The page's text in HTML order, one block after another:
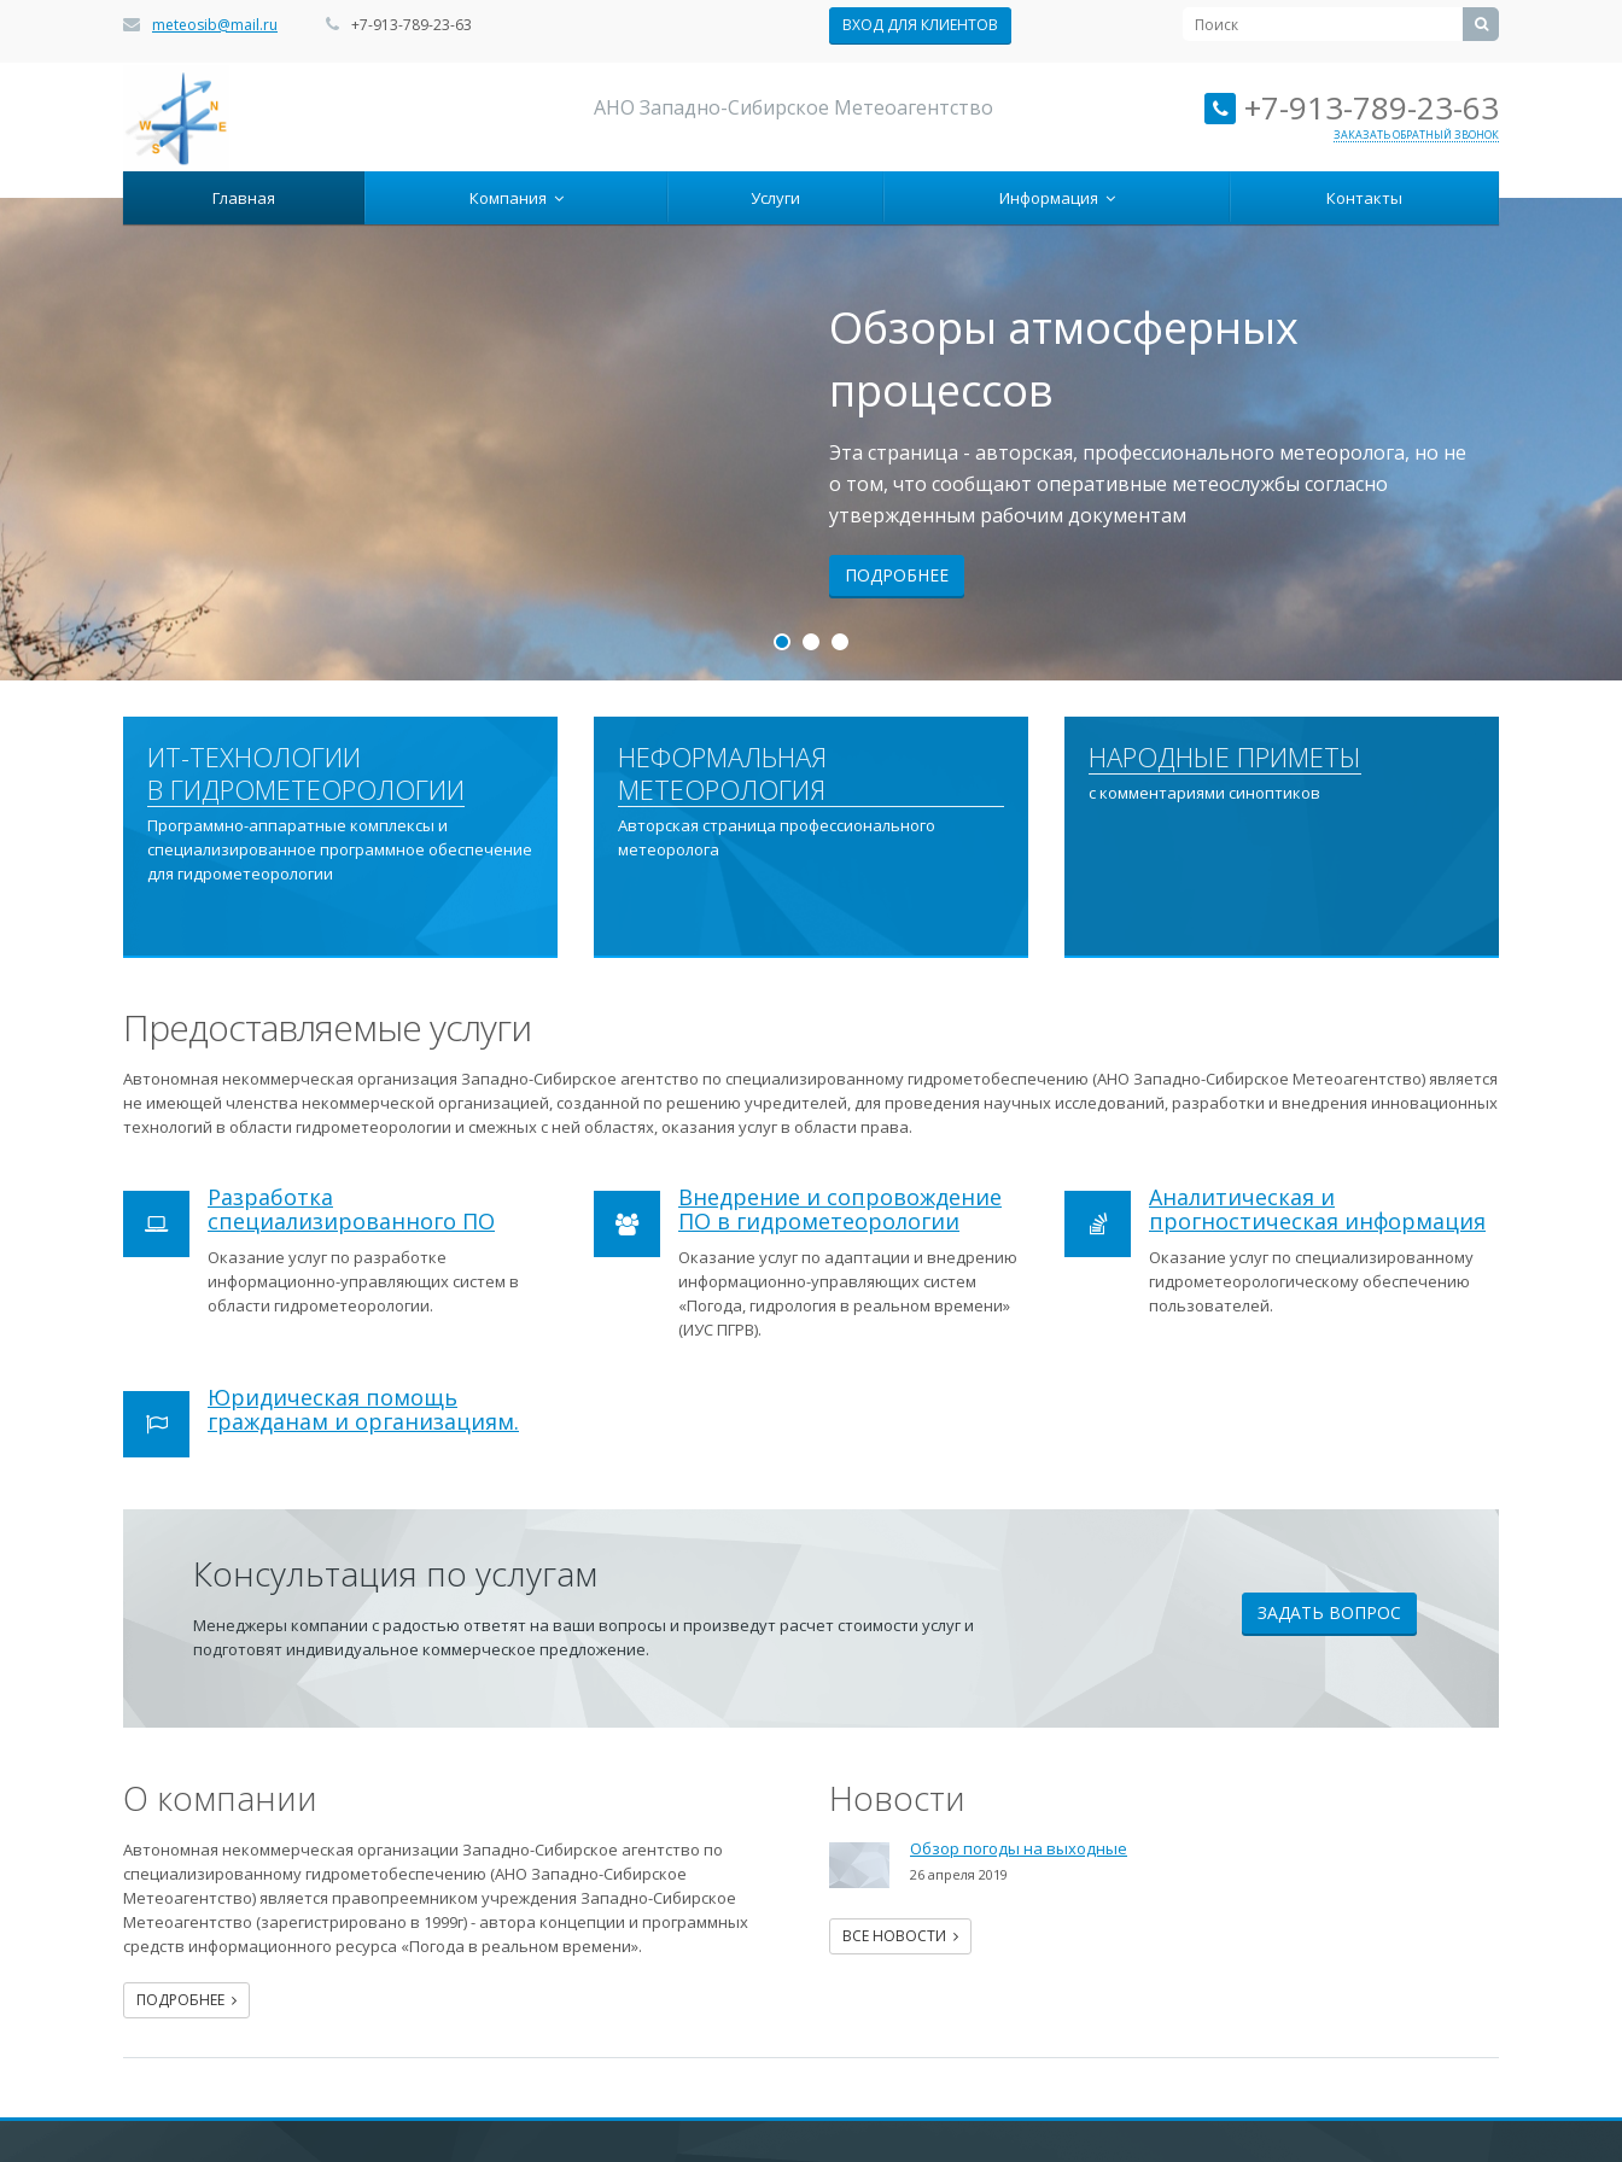
meteosib@mail.ru +7-913-789-23-63 ВХОД ДЛЯ КЛИЕНТОВ
АНО Западно-Сибирское Метеоагентство +7-913-789-23-63
ЗАКАЗАТЬ ОБРАТНЫЙ ЗВОНОК
Главная Компания Услуги Информация Контакты
Обзоры атмосферных
процессов
Эта страница - авторская, профессионального метеоролога, но не
о том, что сообщают оперативные метеослужбы согласно
утвержденным рабочим документам
ПОДРОБНЕЕ
ИТ-ТЕХНОЛОГИИ
В ГИДРОМЕТЕОРОЛОГИИ
Программно-аппаратные комплексы и
специализированное программное обеспечение
для гидрометеорологии
НЕФОРМАЛЬНАЯ
МЕТЕОРОЛОГИЯ
Авторская страница профессионального
метеоролога
НАРОДНЫЕ ПРИМЕТЫ
с комментариями синоптиков
Предоставляемые услуги
Автономная некоммерческая организация Западно-Сибирское агентство по специализированному гидрометобеспечению (АНО Западно-Сибирское Метеоагентство) является
не имеющей членства некоммерческой организацией, созданной по решению учредителей, для проведения научных исследований, разработки и внедрения инновационных
технологий в области гидрометеорологии и смежных с ней областях, оказания услуг в области права.
Разработка
специализированного ПО
Оказание услуг по разработке
информационно-управляющих систем в
области гидрометеорологии.
Внедрение и сопровождение
ПО в гидрометеорологии
Оказание услуг по адаптации и внедрению
информационно-управляющих систем
«Погода, гидрология в реальном времени»
(ИУС ПГРВ).
Аналитическая и
прогностическая информация
Оказание услуг по специализированному
гидрометеорологическому обеспечению
пользователей.
Юридическая помощь
гражданам и организациям.
Консультация по услугам
Менеджеры компании с радостью ответят на ваши вопросы и произведут расчет стоимости услуг и
подготовят индивидуальное коммерческое предложение.
ЗАДАТЬ ВОПРОС
О компании
Автономная некоммерческая организации Западно-Сибирское агентство по
специализированному гидрометобеспечению (АНО Западно-Сибирское
Метеоагентство) является правопреемником учреждения Западно-Сибирское
Метеоагентство (зарегистрировано в 1999г) - автора концепции и программных
средств информационного ресурса «Погода в реальном времени».
ПОДРОБНЕЕ
Новости
Обзор погоды на выходные
26 апреля 2019
ВСЕ НОВОСТИ